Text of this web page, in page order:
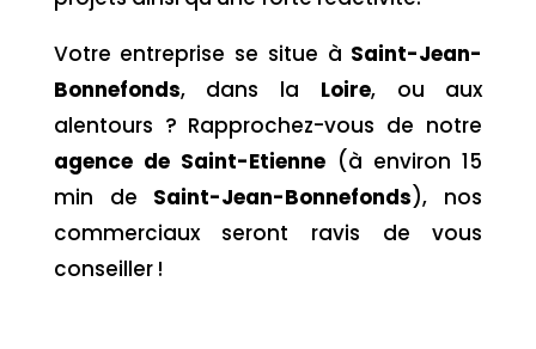
Votre entreprise se situe à Saint-Jean-
Bonnefonds, dans la Loire,
ou aux
alentours ? Rapprochez-vous de notre
agence de Saint-Etienne (à environ 15
min de Saint-Jean-Bonnefonds), nos
commerciaux seront ravis de vous
conseiller !